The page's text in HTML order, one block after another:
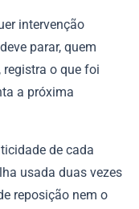
intervenção
parar, quem
registra o que foi
a próxima
de cada
usada duas vezes
reposição nem o